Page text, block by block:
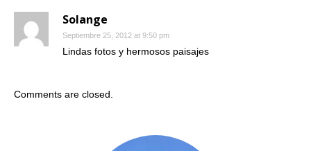
Solange
Septiembre 25, 2012 at 9:50 pm
Lindas fotos y hermosos paisajes
Comments are closed.